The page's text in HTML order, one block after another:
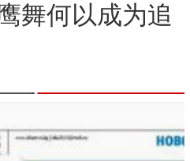
一”假期，开都河天鹅
故事”雕刻别
舞何以成为追
的展现？